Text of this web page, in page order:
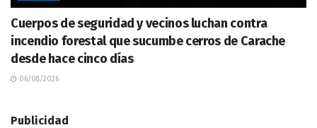
Cuerpos de seguridad y vecinos luchan contra
incendio forestal que sucumbe cerros de Carache
desde hace cinco días
06/08/2026
Publicidad